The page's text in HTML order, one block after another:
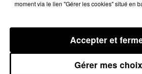
moment via le lien "Gérer les cookies" situé en
Gérer mes choix
Accepter et